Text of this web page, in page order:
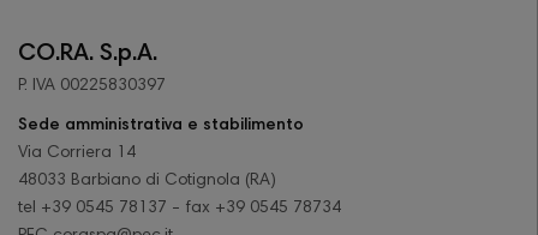
CO.RA. S.p.A.
P. IVA 00225830397
Sede amministrativa e stabilimento
Via Corriera 14
48033 Barbiano di Cotignola (RA)
tel +39 0545 78137 - fax +39 0545 78734